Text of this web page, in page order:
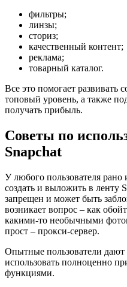
фильтры;
линзы;
сториз;
качественный контент;
реклама;
товарный каталог.
Все это помогает развивать
топовый уровень, а также
получать прибыль.
Советы по
Snapchat
У любого пользователя рано
создать и выложить в ленту
запрещен и может быть
возникает вопрос – как
какими-то необычными
прост – прокси-сервер.
Опытные пользователи дают
использовать полноценно
функциями.